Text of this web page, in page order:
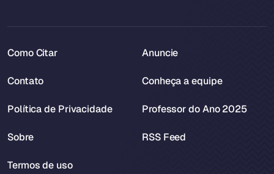
Como Citar
Contato
Política de Privacidade
Sobre
Termos de uso
Anuncie
Conheça a equipe
Professor do Ano 2025
RSS Feed